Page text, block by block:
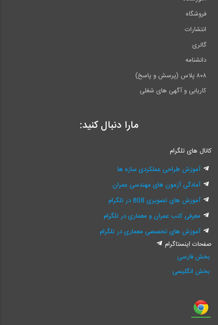
فروشگاه
انتشارات
گالری
دانشنامه
۸۰۸ پلاس (پرسش و پاسخ)
کاریابی و آگهی های شغلی
مارا دنبال کنید:
کانال های تلگرام
آموزش طراحی عملکردی سازه ها
آمادگی آزمون های مهندسی عمران
آموزش های تصویری 808 در تلگرام
معرفی کتب عمران و معماری در تلگرام
آموزش های تخصصی معماری در تلگرام
صفحات اینستاگرام
بخش فارسی
بخش انگلیسی